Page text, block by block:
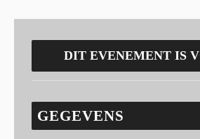
DIT EVENEMENT IS
GEGEVENS